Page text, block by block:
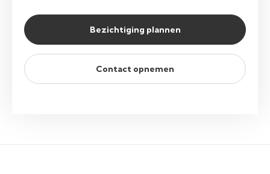
Bezichtiging plannen
Contact opnemen